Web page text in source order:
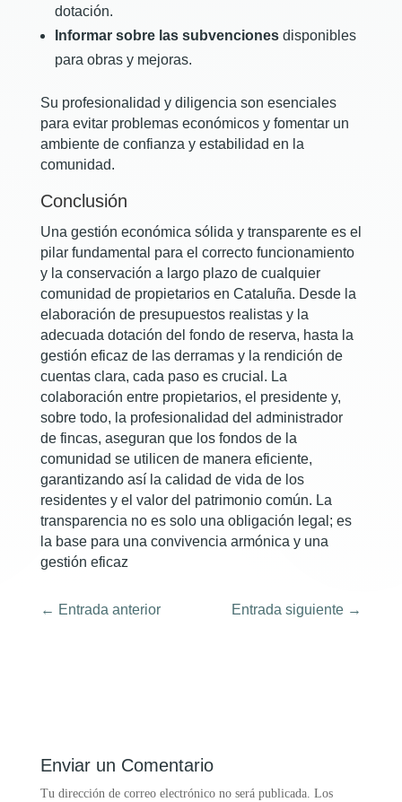
dotación.
Informar sobre las subvencionesdisponibles
para obras y mejoras.
Su profesionalidad y diligencia son esenciales
para evitar problemas económicos y fomentar un
ambiente de confianza y estabilidad en la
comunidad.
Conclusión
Una gestión económica sólida y transparente es el
pilar fundamental para el correcto funcionamiento
y la conservación a largo plazo de cualquier
comunidad de propietarios en Cataluña. Desde la
elaboración de presupuestos realistas y la
adecuada dotación del fondo de reserva, hasta la
gestión eficaz de las derramas y la rendición de
cuentas clara, cada paso es crucial. La
colaboración entre propietarios, el presidente y,
sobre todo, la profesionalidad del administrador
de fincas, aseguran que los fondos de la
comunidad se utilicen de manera eficiente,
garantizando así la calidad de vida de los
residentes y el valor del patrimonio común. La
transparencia no es solo una obligación legal; es
la base para una convivencia armónica y una
gestión eficaz
← Entrada anterior Entrada siguiente →
Enviar un Comentario
Tu dirección de correo electrónico no será publicada. Los